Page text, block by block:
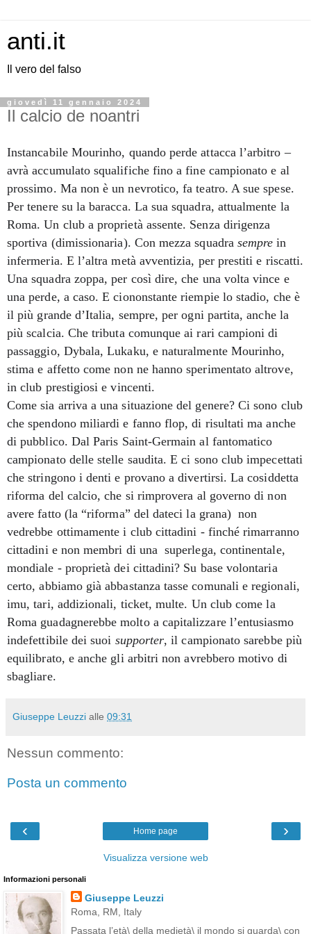
anti.it
Il vero del falso
giovedì 11 gennaio 2024
Il calcio de noantri
Instancabile Mourinho, quando perde attacca l’arbitro –
avrà accumulato squalifiche fino a fine campionato e al
prossimo. Ma non è un nevrotico, fa teatro. A sue spese.
Per tenere su la baracca. La sua squadra, attualmente la
Roma. Un club a proprietà assente. Senza dirigenza
sportiva (dimissionaria). Con mezza squadra semprein
infermeria. E l’altra metà avventizia, per prestiti e riscatti.
Una squadra zoppa, per così dire, che una volta vince e
una perde, a caso. E ciononstante riempie lo stadio, che è
il più grande d’Italia, sempre, per ogni partita, anche la
più scalcia. Che tributa comunque ai rari campioni di
passaggio, Dybala, Lukaku, e naturalmente Mourinho,
stima e affetto come non ne hanno sperimentato altrove,
in club prestigiosi e vincenti.
Come sia arriva a una situazione del genere? Ci sono club
che spendono miliardi e fanno flop, di risultati ma anche
di pubblico. Dal Paris Saint-Germain al fantomatico
campionato delle stelle saudita. E ci sono club impecettati
che stringono i denti e provano a divertirsi. La cosiddetta
riforma del calcio, che si rimprovera al governo di non
avere fatto (la “riforma” del dateci la grana) non
vedrebbe ottimamente i club cittadini - finché rimarranno
cittadini e non membri di una superlega, continentale,
mondiale - proprietà dei cittadini? Su base volontaria
certo, abbiamo già abbastanza tasse comunali e regionali,
imu, tari, addizionali, ticket, multe. Un club come la
Roma guadagnerebbe molto a capitalizzare l’entusiasmo
indefettibile dei suoi supporter, il campionato sarebbe più
equilibrato, e anche gli arbitri non avrebbero motivo di
sbagliare.
Giuseppe Leuzzi alle 09:31
Nessun commento:
Posta un commento
‹ ›
Home page
Visualizza versione web
Informazioni personali
Giuseppe Leuzzi
Roma, RM, Italy
Passata l’età\ della medietà\ il mondo si guarda\ con